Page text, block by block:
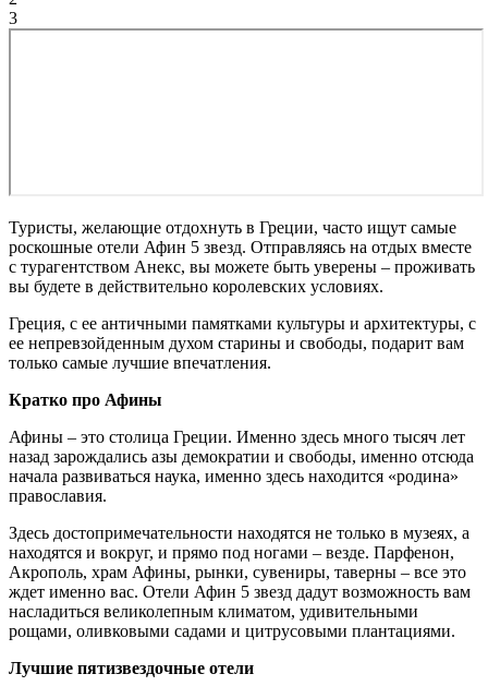
3
Туристы, желающие отдохнуть в Греции, часто ищут самые
роскошные отели Афин 5 звезд. Отправляясь на отдых вместе
с турагентством Анекс, вы можете быть уверены – проживать
вы будете в действительно королевских условиях.
Греция, с ее античными памятками культуры и архитектуры, с
ее непревзойденным духом старины и свободы, подарит вам
только самые лучшие впечатления.
Кратко про Афины
Афины – это столица Греции. Именно здесь много тысяч лет
назад зарождались азы демократии и свободы, именно отсюда
начала развиваться наука, именно здесь находится «родина»
православия.
Здесь достопримечательности находятся не только в музеях, а
находятся и вокруг, и прямо под ногами – везде. Парфенон,
Акрополь, храм Афины, рынки, сувениры, таверны – все это
ждет именно вас. Отели Афин 5 звезд дадут возможность вам
насладиться великолепным климатом, удивительными
рощами, оливковыми садами и цитрусовыми плантациями.
Лучшие пятизвездочные отели